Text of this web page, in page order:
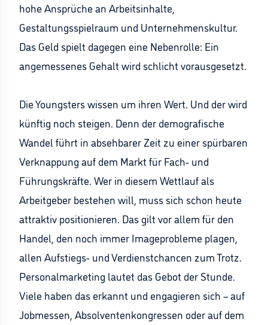
hohe Ansprüche an Arbeitsinhalte,
Gestaltungsspielraum und Unternehmenskultur.
Das Geld spielt dagegen eine Nebenrolle: Ein
angemessenes Gehalt wird schlicht vorausgesetzt.
Die Youngsters wissen um ihren Wert. Und der wird
künftig noch steigen. Denn der demografische
Wandel führt in absehbarer Zeit zu einer spürbaren
Verknappung auf dem Markt für Fach- und
Führungskräfte. Wer in diesem Wettlauf als
Arbeitgeber bestehen will, muss sich schon heute
attraktiv positionieren. Das gilt vor allem für den
Handel, den noch immer Imageprobleme plagen,
allen Aufstiegs- und Verdienstchancen zum Trotz.
Personalmarketing lautet das Gebot der Stunde.
Viele haben das erkannt und engagieren sich – auf
Jobmessen, Absolventenkongressen oder auf dem